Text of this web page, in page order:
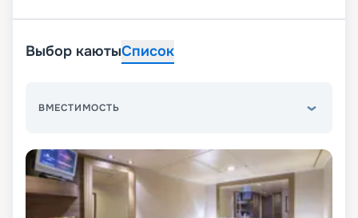
Выбор каютыСписок
ВМЕСТИМОСТЬ